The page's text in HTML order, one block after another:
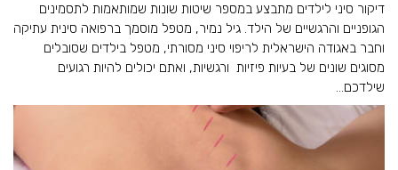
דיקור סיני לילדים מתבצע במספר שיטות שונות שמותאמות לתסמינים
הגופניים והרגשיים של הילד. גיל נמיר, מטפל מוסמך ברפואה סינית עתיקה
וחבר באגודה הישראלית לריפוי סיני מסורתי, מטפל בילדים שסובלים
מסוגים שונים של בעיות פיזיות ורגשיות, ואתם יכולים להיות רגועים
שילדכם...